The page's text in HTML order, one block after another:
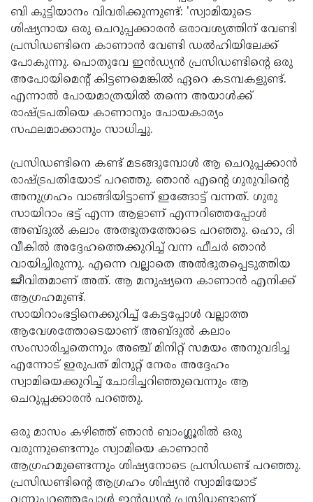
ബി കുട്ടിയാനം വിവരിക്കുന്നുണ്ട്: 'സ്വാമിയുടെ
ശിഷ്യനായ ഒരു ചെറുപ്പക്കാരന്‍ ഒരാവശ്യത്തിന് വേണ്ടി
പ്രസിഡണ്ടിനെ കാണാന്‍ വേണ്ടി ഡല്‍ഹിയിലേക്ക്
പോകുന്നു. പൊതുവേ ഇൻഡ്യൻ പ്രസിഡണ്ടിന്റെ ഒരു
അപോയിമെന്റ് കിട്ടണമെങ്കില്‍ ഏറെ കടമ്പകളുണ്ട്.
എന്നാല്‍ പോയമാത്രയില്‍ തന്നെ അയാള്‍ക്ക്
രാഷ്ട്രപതിയെ കാണാനും പോയകാര്യം
സഫലമാക്കാനും സാധിച്ചു.
പ്രസിഡണ്ടിനെ കണ്ട് മടങ്ങുമ്പോള്‍ ആ ചെറുപ്പക്കാന്‍
രാഷ്ട്രപതിയോട് പറഞ്ഞു. ഞാന്‍ എന്റെ ഗുരുവിന്റെ
അനുഗ്രഹം വാങ്ങിയിട്ടാണ് ഇങ്ങോട്ട് വന്നത്. ഗുരു
സായിറാം ഭട്ട് എന്ന ആളാണ് എന്നറിഞ്ഞപ്പോള്‍
അബ്ദുല്‍ കലാം അത്ഭുതത്തോടെ പറഞ്ഞു. ഹൊ, ദി
വീകില്‍ അദ്ദേഹത്തെക്കുറിച്ച് വന്ന ഫീചര്‍ ഞാന്‍
വായിച്ചിരുന്നു. എന്നെ വല്ലാതെ അല്‍ഭുതപ്പെടുത്തിയ
ജീവിതമാണ് അത്. ആ മനുഷ്യനെ കാണാന്‍ എനിക്ക്
ആഗ്രഹമുണ്ട്.
സായിറാംഭട്ടിനെക്കുറിച്ച് കേട്ടപ്പോള്‍ വല്ലാത്ത
ആവേശത്തോടെയാണ് അബ്ദുല്‍ കലാം
സംസാരിച്ചതെന്നും അഞ്ച് മിനിറ്റ് സമയം അനുവദിച്ച
എന്നോട് ഇരുപത് മിനുറ്റ് നേരം അദ്ദേഹം
സ്വാമിയെക്കുറിച്ച് ചോദിച്ചറിഞ്ഞുവെന്നും ആ
ചെറുപ്പക്കാരന്‍ പറഞ്ഞു.
ഒരു മാസം കഴിഞ്ഞ് ഞാന്‍ ബാംഗ്ലൂരില്‍ ഒരു
വരുന്നുണ്ടെന്നും സ്വാമിയെ കാണാന്‍
ആഗ്രഹമുണ്ടെന്നും ശിഷ്യനോടെ പ്രസിഡണ്ട് പറഞ്ഞു.
പ്രസിഡണ്ടിന്റെ ആഗ്രഹം ശിഷ്യന്‍ സ്വാമിയോട്